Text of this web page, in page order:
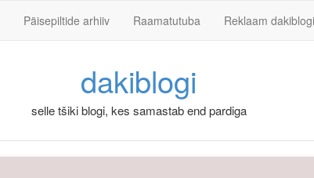
Päisepiltide arhiiv Raamatutuba Reklaam
dakiblogi
selle tšiki blogi, kes samastab end pardiga